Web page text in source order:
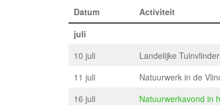
Datum Activiteit
juli
10 juli
Landelijke
11 juli
Natuurwerk in de
16 juli
Natuurwerkavond in